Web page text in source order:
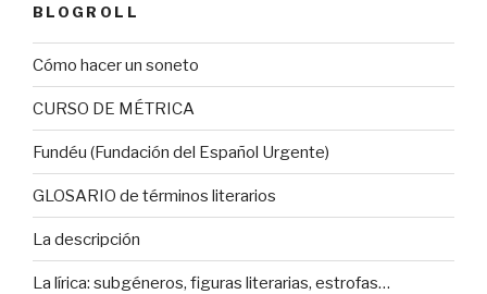
BLOGROLL
Cómo hacer un soneto
CURSO DE MÉTRICA
Fundéu (Fundación del Español Urgente)
GLOSARIO de términos literarios
La descripción
La lírica: subgéneros, figuras literarias, estrofas…